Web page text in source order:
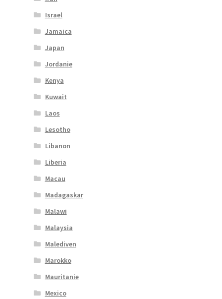
Israel
Jamaica
Japan
Jordanie
Kenya
Kuwait
Laos
Lesotho
Libanon
Liberia
Macau
Madagaskar
Malawi
Malaysia
Malediven
Marokko
Mauritanie
Mexico